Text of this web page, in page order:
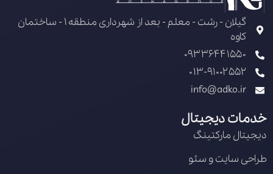
گیلان - رشت - معلم - بعد از شهرداری منطقه 1 - ساختمان
کاوه
09336441550
013-91002552
info@adko.ir
خدمات دیجیتال
دیجیتال مارکتینگ
طراحی سایت و سئو